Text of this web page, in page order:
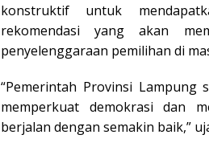
konstruktif untuk
rekomendasi yang akan
penyelenggaraan pemilihan di
“Pemerintah Provinsi Lampung
memperkuat demokrasi dan
berjalan dengan semakin baik,”